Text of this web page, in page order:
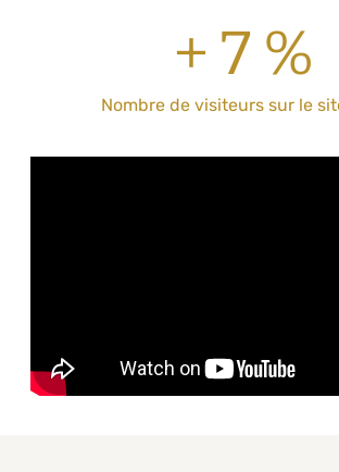
+ 7 %
Nombre de visiteurs sur le